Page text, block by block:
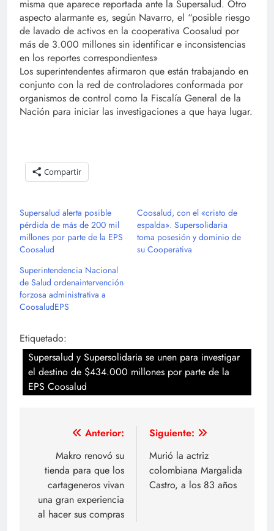
misma que aparece reportada ante la Supersalud. Otro
aspecto alarmante es, según Navarro, el “posible riesgo
de lavado de activos en la cooperativa Coosalud por
más de 3.000 millones sin identificar e inconsistencias
en los reportes correspondientes»
Los superintendentes afirmaron que están trabajando en
conjunto con la red de controladores conformada por
organismos de control como la Fiscalía General de la
Nación para iniciar las investigaciones a que haya lugar.​​
Compartir
Supersalud alerta posible
pérdida de más de 200 mil
millones por parte de la EPS
Coosalud
Coosalud, con el «cristo de
espalda». Supersolidaria
toma posesión y dominio de
su Cooperativa
Superintendencia Nacional
de Salud ordenaintervención
forzosa administrativa a
CoosaludEPS
Etiquetado:
Supersalud y Supersolidaria se unen para investigar
el destino de $434.000 millones por parte de la
EPS Coosalud
Navegación
entradas
Anterior:
Makro renovó su
tienda para que los
cartageneros vivan
una gran experiencia
al hacer sus compras
Siguiente:
Murió la actriz
colombiana Margalida
Castro, a los 83 años